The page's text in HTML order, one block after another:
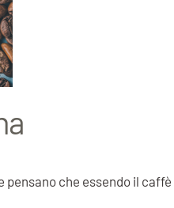
che essendo il